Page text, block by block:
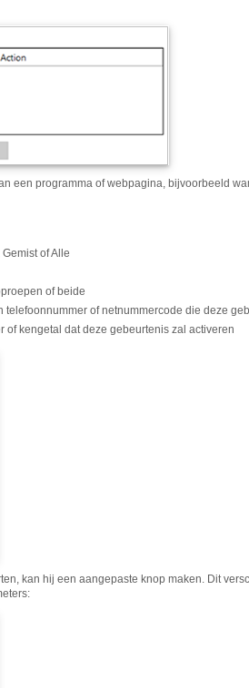
een programma of webpagina, bijvoorbeeld
of Alle
of beide
telefoonnummer of netnummercode die deze
of kengetal dat deze gebeurtenis zal activeren
kan hij een aangepaste knop maken. Dit